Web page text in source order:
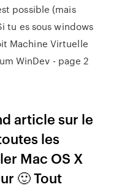
possible (mais
tu es sous windows
Machine Virtuelle
WinDev - page 2
article sur le
les
Mac OS X
🙂 Tout